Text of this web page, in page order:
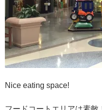
Nice eating space!